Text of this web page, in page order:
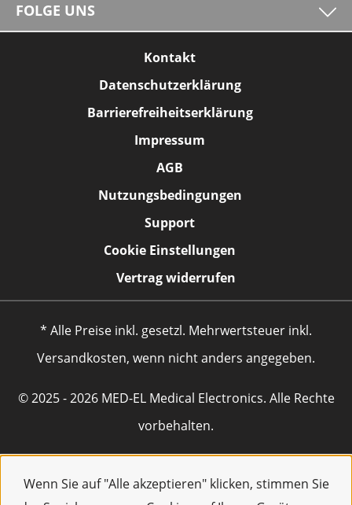
Wenn Sie auf "Alle akzeptieren" klicken, stimmen Sie
FOLGE UNS
Kontakt
Datenschutzerklärung
Barrierefreiheitserklärung
Impressum
AGB
Nutzungsbedingungen
Support
Cookie Einstellungen
Vertrag widerrufen
* Alle Preise inkl. gesetzl. Mehrwertsteuer inkl.
Versandkosten, wenn nicht anders angegeben.
© 2025 - 2026 MED-EL Medical Electronics. Alle Rechte
vorbehalten.